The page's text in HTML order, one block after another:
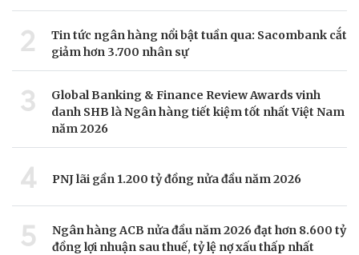
2
Tin tức ngân hàng nổi bật tuần qua: Sacombank cắt
giảm hơn 3.700 nhân sự
3
Global Banking & Finance Review Awards vinh
danh SHB là Ngân hàng tiết kiệm tốt nhất Việt Nam
năm 2026
4 PNJ lãi gần 1.200 tỷ đồng nửa đầu năm 2026
5
Ngân hàng ACB nửa đầu năm 2026 đạt hơn 8.600 tỷ
đồng lợi nhuận sau thuế, tỷ lệ nợ xấu thấp nhất